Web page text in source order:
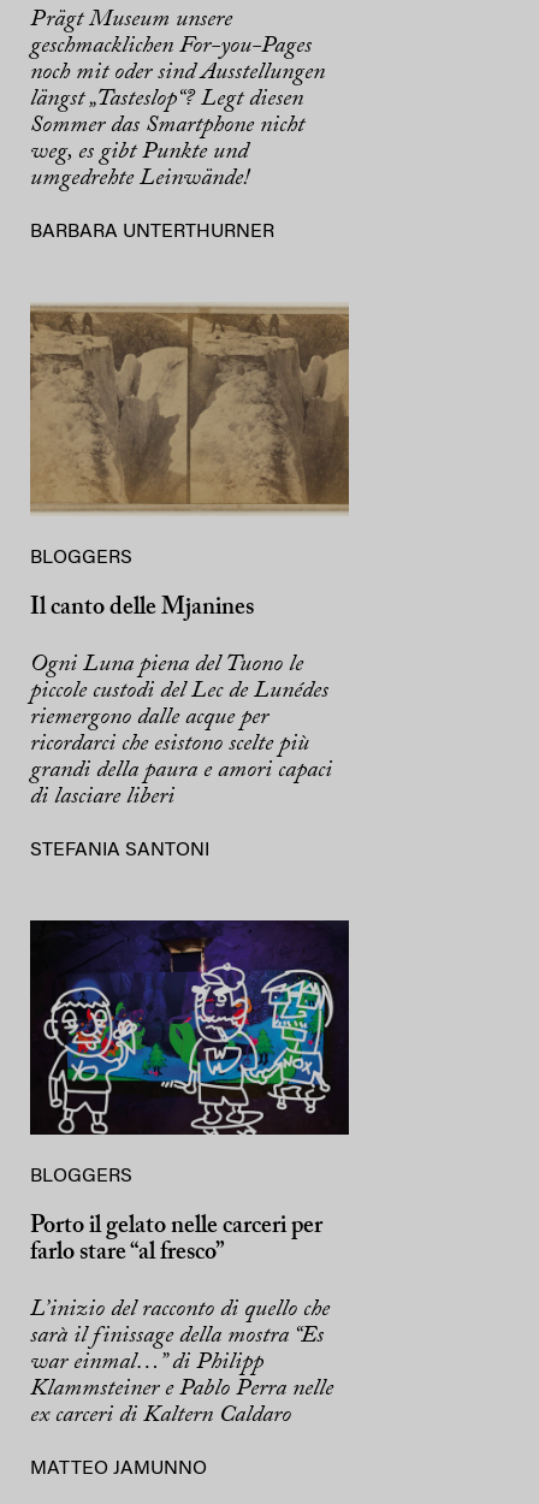
Prägt Museum unsere
geschmacklichen For-you-Pages
noch mit oder sind Ausstellungen
längst „Tasteslop“? Legt diesen
Sommer das Smartphone nicht
weg, es gibt Punkte und
umgedrehte Leinwände!
BARBARA UNTERTHURNER
BLOGGERS
Il canto delle Mjanines
Ogni Luna piena del Tuono le
piccole custodi del Lec de Lunédes
riemergono dalle acque per
ricordarci che esistono scelte più
grandi della paura e amori capaci
di lasciare liberi
STEFANIA SANTONI
BLOGGERS
Porto il gelato nelle carceri per
farlo stare “al fresco”
L’inizio del racconto di quello che
sarà il finissage della mostra “Es
war einmal…” di Philipp
Klammsteiner e Pablo Perra nelle
ex carceri di Kaltern Caldaro
MATTEO JAMUNNO